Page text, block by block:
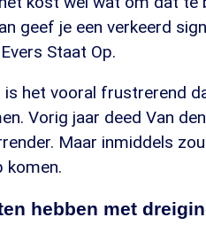
geef je een verkeerd
Staat Op.
het vooral frustrerend
Vorig jaar deed Van
Maar inmiddels
komen.
hebben met